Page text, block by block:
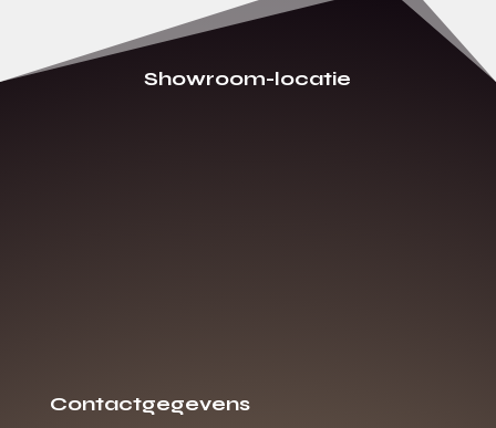
Showroom-locatie
Contactgegevens